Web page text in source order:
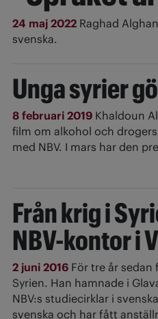
24 maj 2022 Raghad
svenska.
Unga syrier
8 februari 2019 Khaldoun
film om alkohol och
med NBV. I mars har den
Från krig i
NBV-kontor i
2 juni 2016 För tre år sedan
Syrien. Han hamnade i
NBV:s studiecirklar i
svenska och har fått